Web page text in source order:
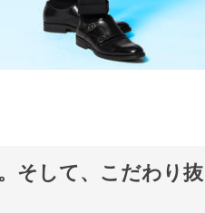
そして、こだわり抜